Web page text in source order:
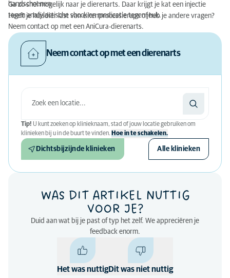
handschoenen.
Ga zo snel mogelijk naar je dierenarts. Daar krijgt je kat een injectie
tegen anafylactische shock en medicatie tegen jeuk.
Heeft je huisdier last van eikenprocessierups of heb je andere vragen?
Neem contact op met een AniCura-dierenarts.
Neem contact op met een dierenarts
Tip! U kunt zoeken op klinieknaam, stad of jouw locatie gebruiken om
klinieken bij u in de buurt te vinden. Hoe in te schakelen.
Dichtsbijzijnde klinieken Alle klinieken
WAS DIT ARTIKEL NUTTIG
VOOR JE?
Duid aan wat bij je past of typ het zelf. We appreciëren je
feedback enorm.
Het was nuttigDit was niet nuttig